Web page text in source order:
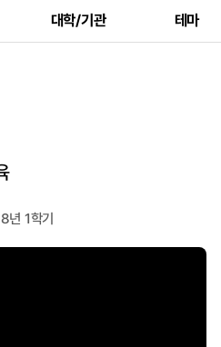
대학/기관 테마
년 1학기